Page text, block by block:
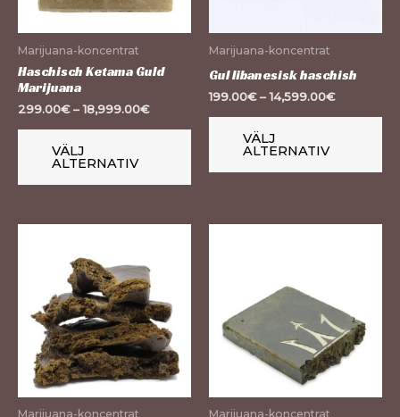
Marijuana-koncentrat
Haschisch Ketama Guld
Marijuana
299.00€–18,999.00€
VÄLJ
ALTERNATIV
produktsidan
Marijuana-koncentrat
Gul libanesisk haschish
199.00€–14,599.00€
VÄLJ
ALTERNATIV
Marijuana-koncentrat
varianter.
Marijuana-koncentrat